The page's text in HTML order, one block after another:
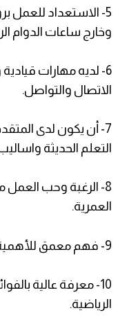
5- الاستعداد للعمل
وخارج ساعات الدوام
6- لديه مهارات
الاتصال والتواصل.
7- أن يكون لدى
التعلم الحديثة
8- الرغبة وحب العمل
العمرية.
9- فهم معمق للأهمية التربوية للأنشطة الرياضية.
10- معرفة عالية
الرياضية.